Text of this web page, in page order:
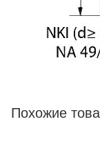
Похожие